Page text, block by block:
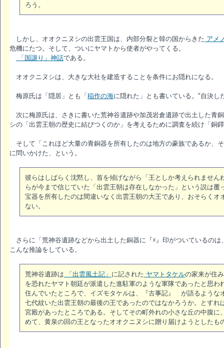
ろう。
しかし、オオクニヌシの出雲王国は、内部分裂と韓の国からきた アメ
危機にたつ。そして、ついにヤマトから使者がやってくる。
「国譲り」神話である。
オオクニヌシは、大きな大社を建造することを条件にお隠れになる。
梅原氏は「隠居」とも「 稲作の海に隠れた」とも書いている。"自決し
次に梅原氏は、さきに書いた荒神谷遺跡や加茂岩倉遺跡で出土した青
シの「出雲王朝の歴史に結びつくのか」を考えるために調査を続け「銅
そして「これほど大量の青銅器を所有したのは地方の豪族であるか、
に問いかけた、という。
彼らはしばらく沈黙し、首を傾げながら「王としか考えられませ
らが今まで信じていた「出雲王朝は存在しなかった」という説は
宝器を所有したのは間違いなく出雲王朝の大王であり、おそらく
ない。
さらに「荒神谷遺跡などから出土した銅器に『☓』印がついているの
こんな推論をしている。
荒神谷遺跡は 「出雲風土記」 に記された ヤマトタケルの家来が住
を恐れたヤマト朝廷が派遣した進駐軍のような軍隊であったと思
住んでいたところで、イズモタケルは、『古事記』 が語るような
七代紋いた出雲王朝の最後の王であったのではなかろうか。とす
宮殿があったところである。そしてその町外れの小さな丘の中腹
めて、黄泉の回の王となったオオクニヌシに贈り届けようとしたも